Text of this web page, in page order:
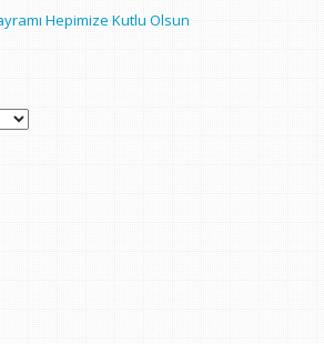
Hepimize Kutlu Olsun